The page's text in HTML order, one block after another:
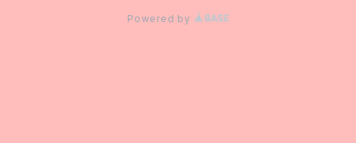
Powered by